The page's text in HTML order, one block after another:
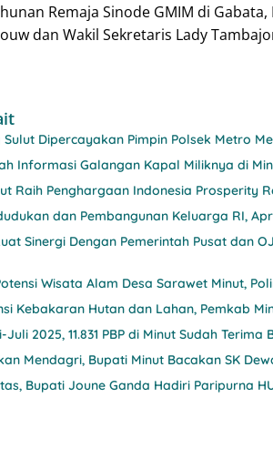
Remaja Sinode GMIM di
dan Wakil Sekretaris Lady
Dipercayakan Pimpin Polsek Metro
Informasi Galangan Kapal Miliknya di
Raih Penghargaan Indonesia Prosperity
dan Pembangunan Keluarga RI,
Sinergi Dengan Pemerintah Pusat dan
Wisata Alam Desa Sarawet Minut,
Kebakaran Hutan dan Lahan, Pemkab
2025, 11.831 PBP di Minut Sudah Terima
Mendagri, Bupati Minut Bacakan SK
Bupati Joune Ganda Hadiri Paripurna